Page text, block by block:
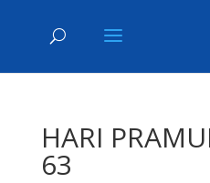
HARI
63